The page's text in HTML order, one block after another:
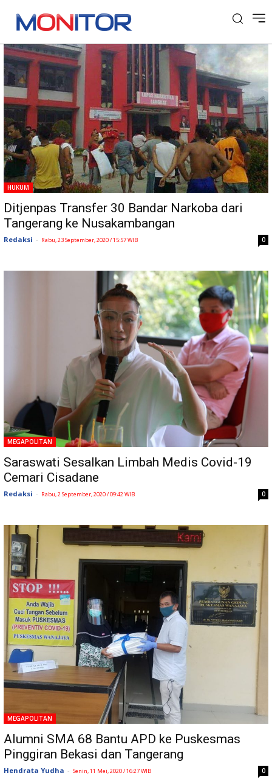
Tag: Tangerang
HUKUM
Ditjenpas Transfer 30 Bandar Narkoba dari
Tangerang ke Nusakambangan
Redaksi - Rabu, 23 September, 2020 / 15:57 WIB 0
MEGAPOLITAN
Saraswati Sesalkan Limbah Medis Covid-19
Cemari Cisadane
Redaksi - Rabu, 2 September, 2020 / 09:42 WIB 0
MEGAPOLITAN
Alumni SMA 68 Bantu APD ke Puskesmas
Pinggiran Bekasi dan Tangerang
Hendrata Yudha - Senin, 11 Mei, 2020 / 16:27 WIB 0